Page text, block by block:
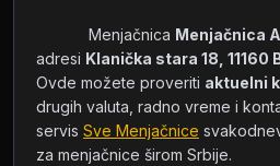
            Menjačnica
Menjačnica
adresi Klanička stara 18, 11160
Ovde možete proveriti aktuelni
drugih valuta, radno vreme i
servis Sve Menjačnice
za menjačnice širom Srbije.